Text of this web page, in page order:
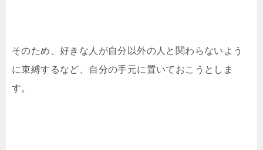
そのため、好きな人が自分以外の人と関わらないよう
に束縛するなど、自分の手元に置いておこうとしま
す。